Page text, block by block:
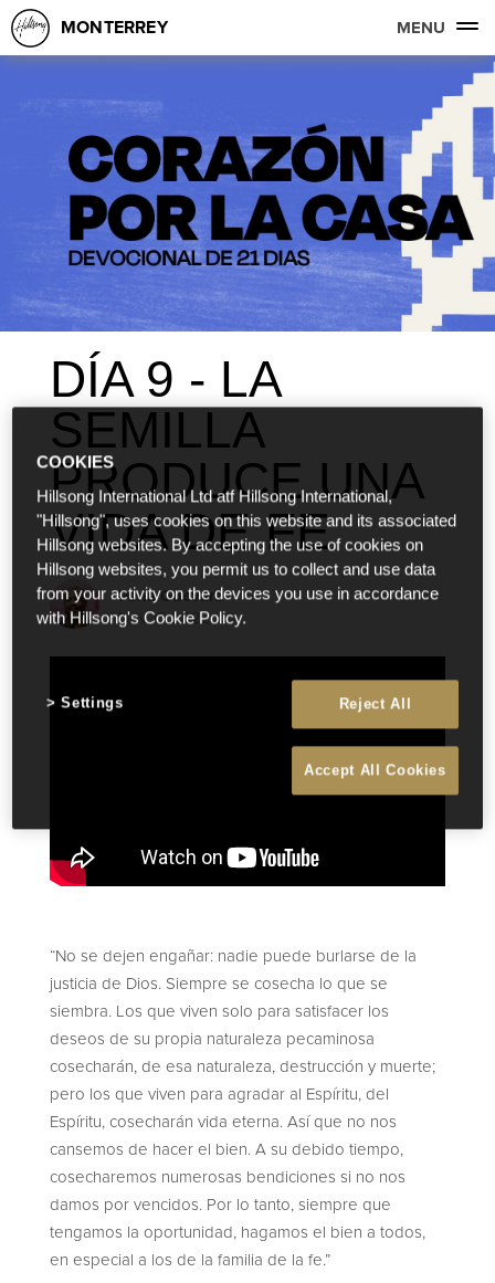
MONTERREY MENU
DÍA 9 - LA
SEMILLA
PRODUCE UNA
VIDA DE FE
Pana Guevara
Nov 15 2022
“No se dejen engañar: nadie puede burlarse de la
justicia de Dios. Siempre se cosecha lo que se
siembra. Los que viven solo para satisfacer los
deseos de su propia naturaleza pecaminosa
cosecharán, de esa naturaleza, destrucción y muerte;
pero los que viven para agradar al Espíritu, del
Espíritu, cosecharán vida eterna. Así que no nos
cansemos de hacer el bien. A su debido tiempo,
cosecharemos numerosas bendiciones si no nos
damos por vencidos. Por lo tanto, siempre que
tengamos la oportunidad, hagamos el bien a todos,
en especial a los de la familia de la fe.”
COOKIES
Hillsong International Ltd atf Hillsong International,
"Hillsong", uses cookies on this website and its associated
Hillsong websites. By accepting the use of cookies on
Hillsong websites, you permit us to collect and use data
from your activity on the devices you use in accordance
with Hillsong's Cookie Policy.
Reject All
Accept All Cookies
Settings